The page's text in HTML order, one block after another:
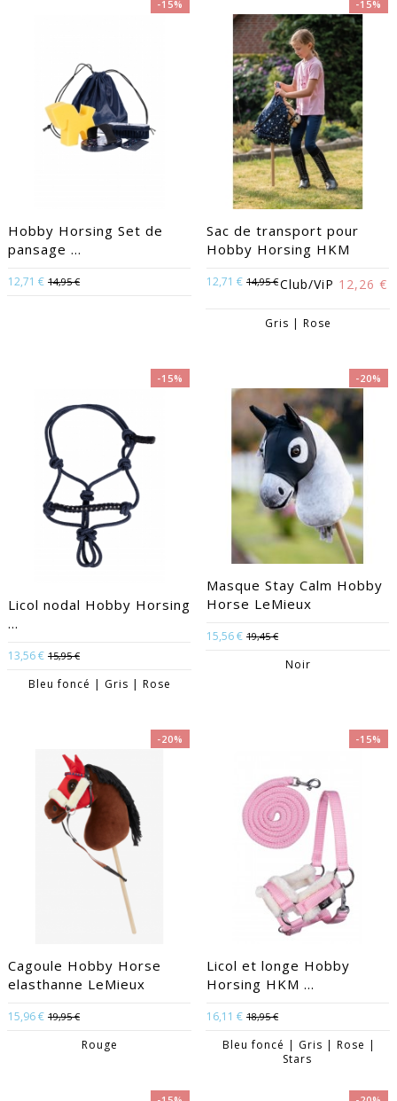
-15%
Hobby Horsing Set de
pansage ...
12,71 € 14,95 €
-15%
Sac de transport pour
Hobby Horsing HKM
12,71 € 14,95 €Club/ViP 12,26 €
Gris | Rose
-15%
Licol nodal Hobby Horsing
...
13,56 € 15,95 €
Bleu foncé | Gris | Rose
-20%
Masque Stay Calm Hobby
Horse LeMieux
15,56 € 19,45 €
Noir
-20%
Cagoule Hobby Horse
elasthanne LeMieux
15,96 € 19,95 €
Rouge
-15%
Licol et longe Hobby
Horsing HKM ...
16,11 € 18,95 €
Bleu foncé | Gris | Rose |
Stars